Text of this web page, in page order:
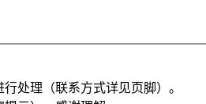
处理（联系方式详见页脚）。